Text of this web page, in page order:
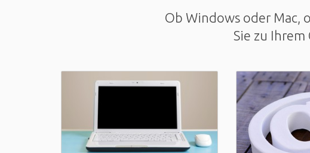
Ob Windows oder Mac,
Sie zu